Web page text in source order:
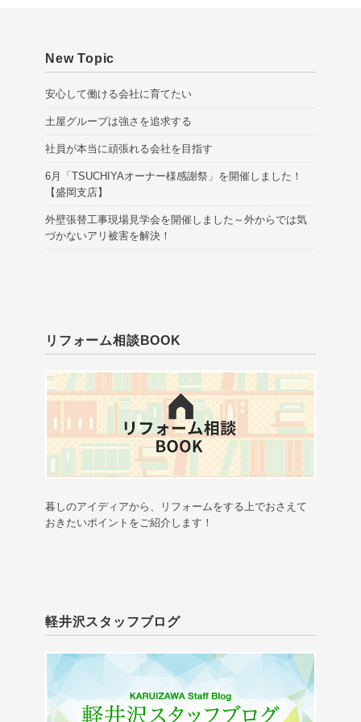
New Topic
安心して働ける会社に育てたい
土屋グループは強さを追求する
社員が本当に頑張れる会社を目指す
6月「TSUCHIYAオーナー様感謝祭」を開催しました！
【盛岡支店】
外壁張替工事現場見学会を開催しました～外からでは気
づかないアリ被害を解決！
リフォーム相談BOOK
暮しのアイディアから、リフォームをする上でおさえて
おきたいポイントをご紹介します！
軽井沢スタッフブログ